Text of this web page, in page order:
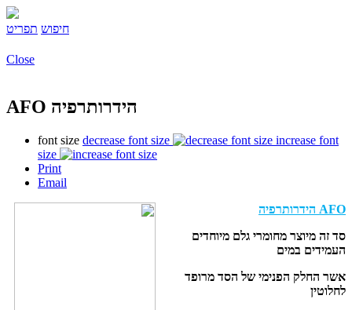
חיפוש תפריט
Close
AFO הידרותרפיה
font size decrease font size
increase font
size
Print
Email
AFO הידרותרפיה
סד זה מיוצר מחומרי גלם מיוחדים
העמידים במים
אשר החלק הפנימי של הסד מרופד
לחלוטין